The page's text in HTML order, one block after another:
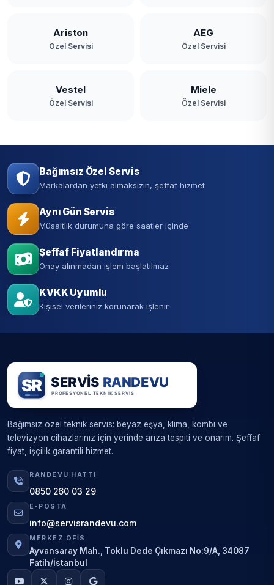
Ariston
Özel Servisi
AEG
Özel Servisi
Vestel
Özel Servisi
Miele
Özel Servisi
Bağımsız Özel Servis
Markalardan yetki almaksızın, şeffaf hizmet
Aynı Gün Servis
Müsaitlik durumuna göre saatler içinde
Şeffaf Fiyatlandırma
Onay alınmadan işlem başlatılmaz
KVKK Uyumlu
Kişisel verileriniz korunarak işlenir
Bağımsız özel teknik servis: beyaz eşya, klima, kombi ve
televizyon cihazlarınız için yerinde arıza tespiti ve onarım. Şeffaf
fiyat, işçilik garantili hizmet.
RANDEVU HATTI
0850 260 03 29
E-POSTA
info@servisrandevu.com
MERKEZ OFIS
Ayvansaray Mah., Toklu Dede Çıkmazı No:9/A, 34087
Fatih/İstanbul